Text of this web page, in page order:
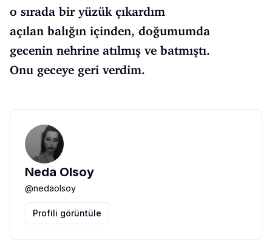
o sırada bir yüzük çıkardım
açılan balığın içinden, doğumumda
gecenin nehrine atılmış ve batmıştı.
Onu geceye geri verdim.
Neda Olsoy
@nedaolsoy
Profili görüntüle